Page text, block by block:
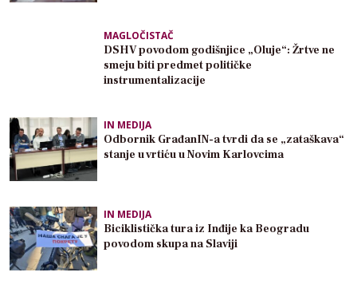
MAGLOČISTAČ
DSHV povodom godišnjice „Oluje“: Žrtve ne
smeju biti predmet političke
instrumentalizacije
IN MEDIJA
Odbornik GrađanIN-a tvrdi da se „zataškava“
stanje u vrtiću u Novim Karlovcima
IN MEDIJA
Biciklistička tura iz Inđije ka Beogradu
povodom skupa na Slaviji